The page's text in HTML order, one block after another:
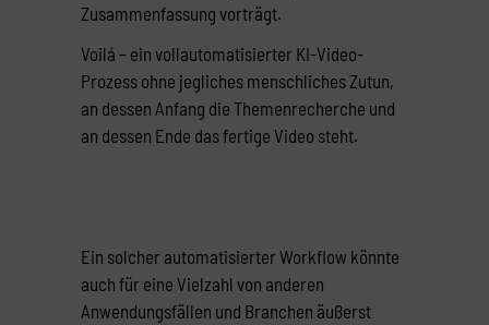
Zusammenfassung vorträgt.
Voilá – ein vollautomatisierter KI-Video-
Prozess ohne jegliches menschliches Zutun,
an dessen Anfang die Themenrecherche und
an dessen Ende das fertige Video steht.
Ein solcher automatisierter Workflow könnte
auch für eine Vielzahl von anderen
Anwendungsfällen und Branchen äußerst